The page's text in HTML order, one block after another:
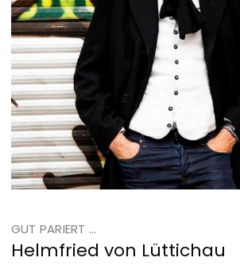
GUT PARIERT ...
Helmfried von Lüttichau